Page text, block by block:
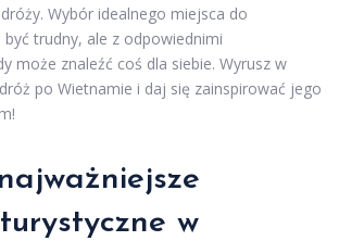
Wybór idealnego miejsca do
trudny, ale z odpowiednimi
może znaleźć coś dla siebie. Wyrusz w
po Wietnamie i daj się zainspirować jego
w